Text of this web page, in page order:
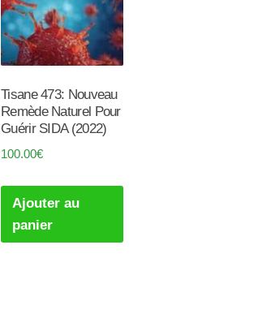
Tisane 473: Nouveau
Remède Naturel Pour
Guérir SIDA (2022)
100.00€
Ajouter au
panier